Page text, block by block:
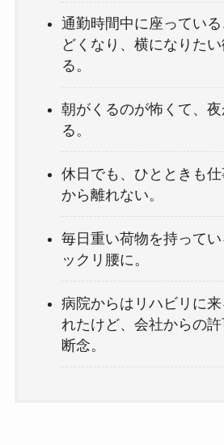
通勤時間中に座ってい
どくなり、横になりた
る。
朝がくるのが怖くて、
る。
休日でも、ひとときも
から離れない。
毎日重い荷物を持って
ックリ腰に。
病院からはリハビリに
れたけど、会社からの
断念。